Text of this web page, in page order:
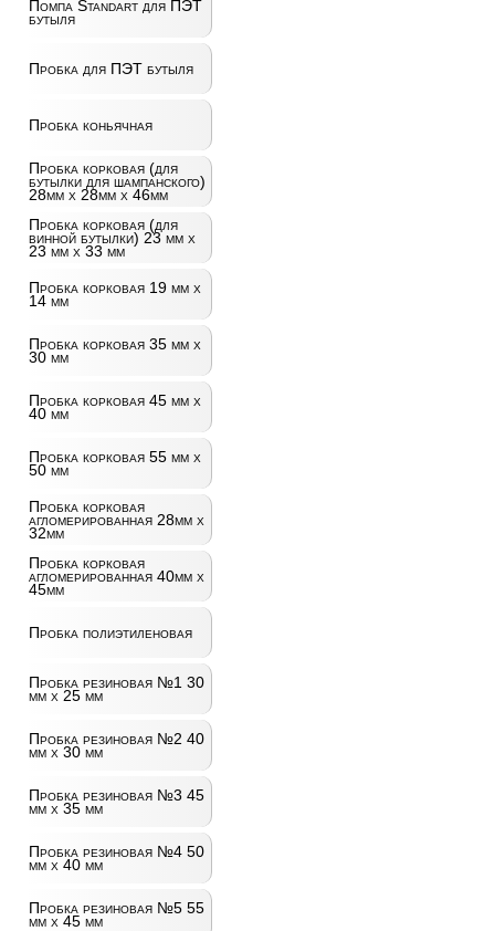
Помпа Standart для ПЭТ
бутыля
Пробка для ПЭТ бутыля
Пробка коньячная
Пробка корковая (для
бутылки для шампанского)
28мм х 28мм х 46мм
Пробка корковая (для
винной бутылки) 23 мм х
23 мм х 33 мм
Пробка корковая 19 мм х
14 мм
Пробка корковая 35 мм х
30 мм
Пробка корковая 45 мм х
40 мм
Пробка корковая 55 мм х
50 мм
Пробка корковая
агломерированная 28мм х
32мм
Пробка корковая
агломерированная 40мм х
45мм
Пробка полиэтиленовая
Пробка резиновая №1 30
мм х 25 мм
Пробка резиновая №2 40
мм х 30 мм
Пробка резиновая №3 45
мм х 35 мм
Пробка резиновая №4 50
мм х 40 мм
Пробка резиновая №5 55
мм х 45 мм